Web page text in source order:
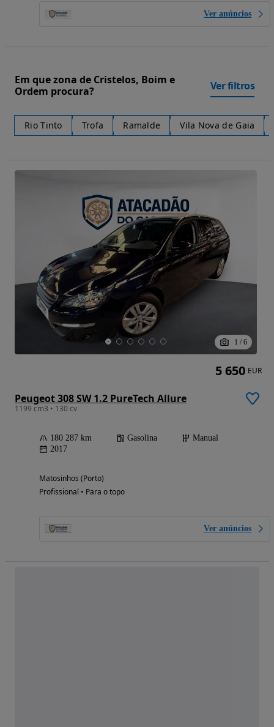
Ver anúncios
Em que zona de Cristelos, Boim e
Ordem procura?
Ver filtros
Rio Tinto Trofa Ramalde Vila Nova de Gaia
1 / 6
Peugeot 308 SW 1.2 PureTech Allure
1199 cm3 • 130 cv
180 287 km Gasolina
Manual
2017
Matosinhos (Porto)
Profissional • Para o topo
Ver anúncios
5 650 EUR